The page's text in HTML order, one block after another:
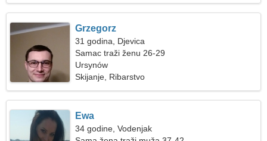
Grzegorz
31 godina, Djevica
Samac traži ženu 26-29
Ursynów
Skijanje, Ribarstvo
Ewa
34 godine, Vodenjak